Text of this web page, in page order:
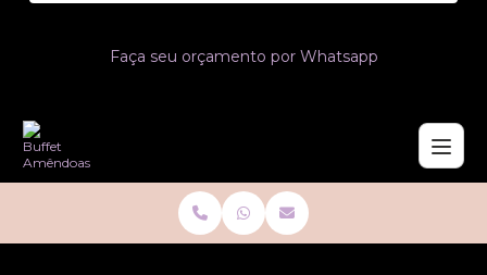
Faça seu orçamento por Whatsapp